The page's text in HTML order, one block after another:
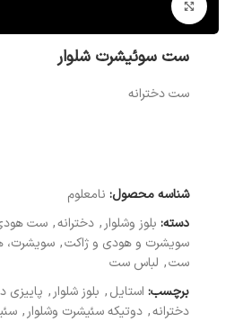
ست سوئیشرت شلوار
ست دخترانه
شناسه محصول: نامعلوم
دسته: بلوز وشلوار , دخترانه, ست هودی
سویشرت و هودی و ژاکت, سویشرت،
ست, لباس ست
برچسب: استایل, بلوز شلوار , پاییزی
دخترانه, دوتیکه سئیشرت وشلوار ,